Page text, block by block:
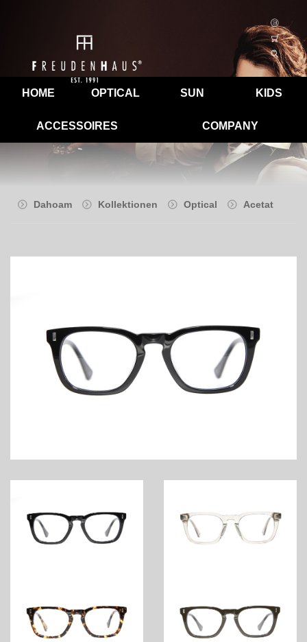
HOME OPTICAL SUN KIDS
ACCESSOIRES COMPANY
Dahoam Kollektionen Optical Acetat